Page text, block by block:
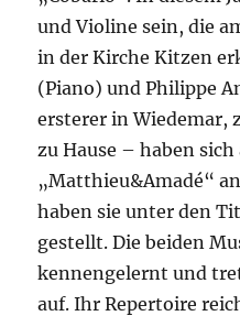
und Violine sein, die
in der Kirche Kitzen
(Piano) und Philippe
ersterer in Wiedemar,
zu Hause – haben sich
„Matthieu&Amadé“
haben sie unter den
gestellt. Die beiden
kennengelernt und
auf. Ihr Repertoire